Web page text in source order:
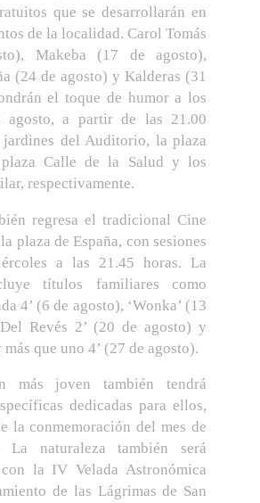
que se desarrollarán en
de la localidad. Carol Tomás
Makeba (17 de agosto),
(24 de agosto) y Kalderas (31
el toque de humor a los
agosto, a partir de las 21.00
jardines del Auditorio, la plaza
Calle de la Salud y los
respectivamente.
regresa el tradicional Cine
plaza de España, con sesiones
a las 21.45 horas. La
títulos familiares como
4’ (6 de agosto), ‘Wonka’ (13
Revés 2’ (20 de agosto) y
más que uno 4’ (27 de agosto).
más joven también tendrá
dedicadas para ellos,
la conmemoración del mes de
La naturaleza también será
la IV Velada Astronómica
de las Lágrimas de San